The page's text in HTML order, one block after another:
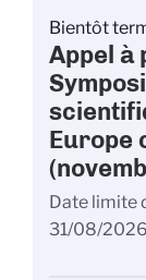
Bientôt
Appel à
Europe
Date limite
31/08/2026